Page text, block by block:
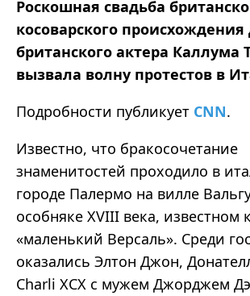
Роскошная свадьба
косоварского
британского актера Каллума
вызвала волну протестов в
Подробности публикует CNN.
Известно, что бракосочетание
знаменитостей проходило в
городе Палермо на вилле
особняке XVIII века, известном
«маленький Версаль». Среди
оказались Элтон Джон,
Charli XCX с мужем Джорджем